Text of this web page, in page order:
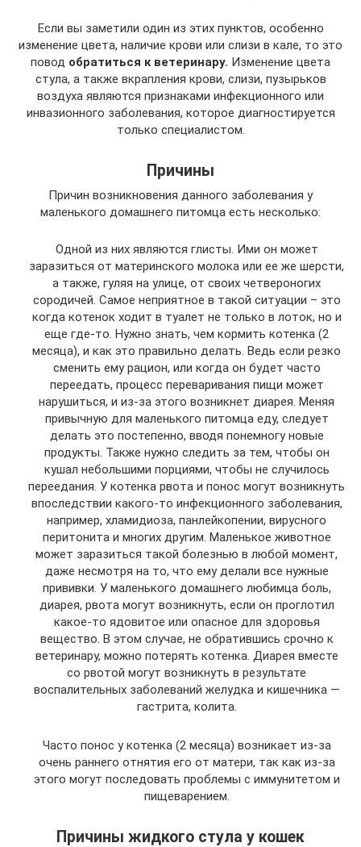
Если вы заметили один из этих пунктов, особенно
изменение цвета, наличие крови или слизи в кале, то это
повод обратиться к ветеринару. Изменение цвета
стула, а также вкрапления крови, слизи, пузырьков
воздуха являются признаками инфекционного или
инвазионного заболевания, которое диагностируется
только специалистом.
Причины
Причин возникновения данного заболевания у
маленького домашнего питомца есть несколько:
Одной из них являются глисты. Ими он может
заразиться от материнского молока или ее же шерсти,
а также, гуляя на улице, от своих четвероногих
сородичей. Самое неприятное в такой ситуации – это
когда котенок ходит в туалет не только в лоток, но и
еще где-то. Нужно знать, чем кормить котенка (2
месяца), и как это правильно делать. Ведь если резко
сменить ему рацион, или когда он будет часто
переедать, процесс переваривания пищи может
нарушиться, и из-за этого возникнет диарея. Меняя
привычную для маленького питомца еду, следует
делать это постепенно, вводя понемногу новые
продукты. Также нужно следить за тем, чтобы он
кушал небольшими порциями, чтобы не случилось
переедания. У котенка рвота и понос могут возникнуть
впоследствии какого-то инфекционного заболевания,
например, хламидиоза, панлейкопении, вирусного
перитонита и многих другим. Маленькое животное
может заразиться такой болезнью в любой момент,
даже несмотря на то, что ему делали все нужные
прививки. У маленького домашнего любимца боль,
диарея, рвота могут возникнуть, если он проглотил
какое-то ядовитое или опасное для здоровья
вещество. В этом случае, не обратившись срочно к
ветеринару, можно потерять котенка. Диарея вместе
со рвотой могут возникнуть в результате
воспалительных заболеваний желудка и кишечника —
гастрита, колита.
Часто понос у котенка (2 месяца) возникает из-за
очень раннего отнятия его от матери, так как из-за
этого могут последовать проблемы с иммунитетом и
пищеварением.
Причины жидкого стула у кошек